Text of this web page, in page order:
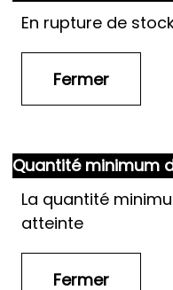
En rupture de
Quantité minimum
La quantité
atteinte